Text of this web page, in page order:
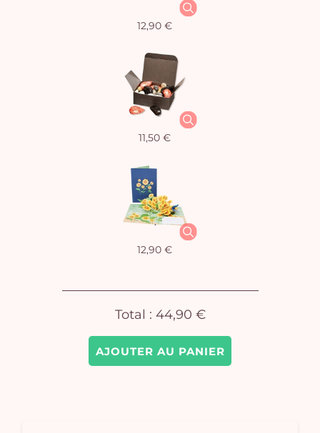
AJOUTER AU PANIER
12,90 €
11,50 €
12,90 €
Total : 44,90 €